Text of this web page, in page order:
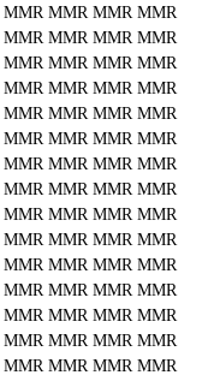
MMR MMR MMR MMR
MMR MMR MMR MMR
MMR MMR MMR MMR
MMR MMR MMR MMR
MMR MMR MMR MMR
MMR MMR MMR MMR
MMR MMR MMR MMR
MMR MMR MMR MMR
MMR MMR MMR MMR
MMR MMR MMR MMR
MMR MMR MMR MMR
MMR MMR MMR MMR
MMR MMR MMR MMR
MMR MMR MMR MMR
MMR MMR MMR MMR